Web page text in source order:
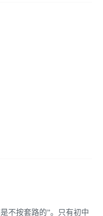
不按套路的”。只有初中